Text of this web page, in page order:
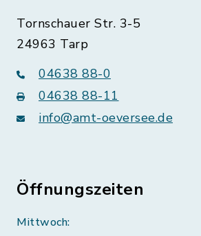
Tornschauer Str. 3-5
24963 Tarp
04638 88-0
04638 88-11
info@amt-oeversee.de
Öffnungszeiten
Mittwoch: